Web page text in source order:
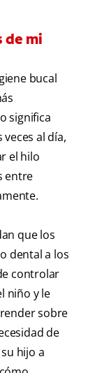
de mi
bucal
significa
al día,
el hilo
entre
que los
dental a los
controlar
niño y le
sobre
de
hijo a